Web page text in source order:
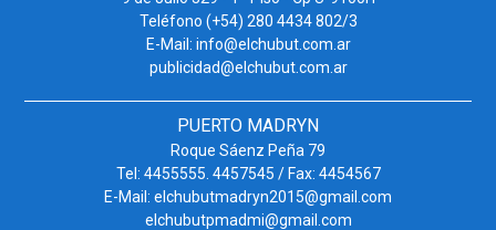
Teléfono (+54) 280 4434 802/3
E-Mail: info@elchubut.com.ar
publicidad@elchubut.com.ar
PUERTO MADRYN
Roque Sáenz Peña 79
Tel: 4455555. 4457545 / Fax: 4454567
E-Mail: elchubutmadryn2015@gmail.com
elchubutpmadmi@gmail.com